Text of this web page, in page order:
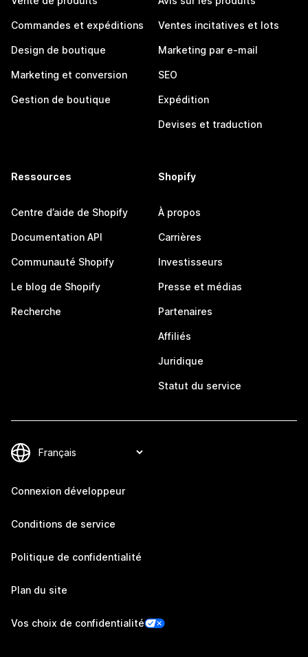
Commandes et expéditions
Design de boutique
Marketing et conversion
Gestion de boutique
Ventes incitatives et lots
Marketing par e-mail
SEO
Expédition
Devises et traduction
Ressources
Centre d’aide de Shopify
Documentation API
Communauté Shopify
Le blog de Shopify
Recherche
Shopify
À propos
Carrières
Investisseurs
Presse et médias
Partenaires
Affiliés
Juridique
Statut du service
Connexion développeur
Conditions de service
Politique de confidentialité
Plan du site
Vos choix de confidentialité